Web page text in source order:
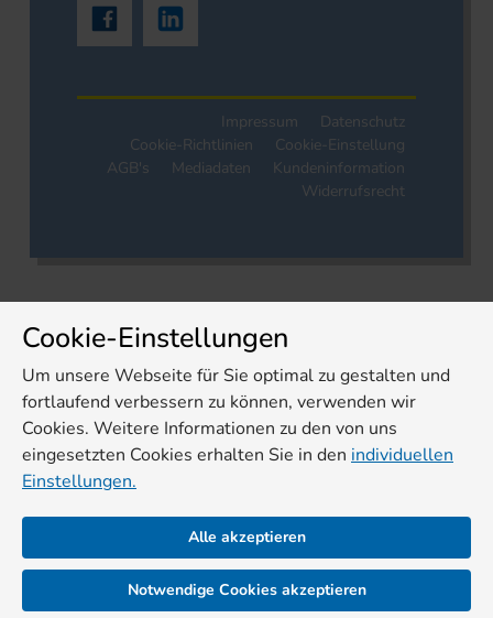
Impressum
Datenschutz
Cookie-Richtlinien
Cookie-Einstellung
AGB's
Mediadaten
Kundeninformation
Widerrufsrecht
Cookie-Einstellungen
Um unsere Webseite für Sie optimal zu gestalten und
fortlaufend verbessern zu können, verwenden wir
Cookies. Weitere Informationen zu den von uns
eingesetzten Cookies erhalten Sie in den individuellen
Einstellungen.
Alle akzeptieren
Notwendige Cookies akzeptieren